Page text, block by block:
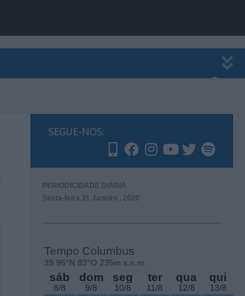
SEGUE-NOS:
PERIODICIDADE DIÁRIA
Sexta-feira,31 Janeiro , 2020